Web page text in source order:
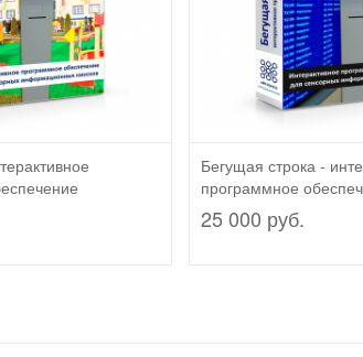
Бегущая строка -
программное
25 000 руб.